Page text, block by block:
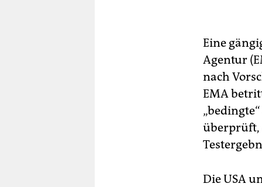
Eine
Agentur
nach
EMA
überprüft,
Die USA